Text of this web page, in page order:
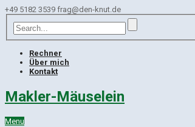
+49 5182 3539 frag@den-knut.de
Rechner
Über mich
Kontakt
Makler-Mäuselein
Menu